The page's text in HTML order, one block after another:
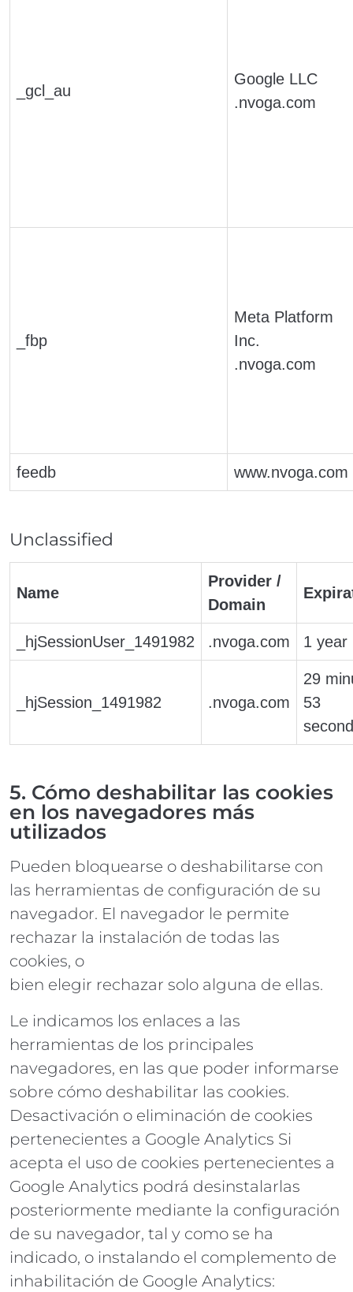
_gcl_au
Google LLC
.nvoga.com
_fbp
Meta Platform
Inc.
.nvoga.com
feedb www.nvoga.com
Unclassified
Name
Provider /
Domain
_hjSessionUser_1491982 .nvoga.com 1 year
_hjSession_1491982 .nvoga.com
29
53
5. Cómo deshabilitar las cookies
en los navegadores más
utilizados
Pueden bloquearse o deshabilitarse con
las herramientas de configuración de su
navegador. El navegador le permite
rechazar la instalación de todas las
cookies, o
bien elegir rechazar solo alguna de ellas.
Le indicamos los enlaces a las
herramientas de los principales
navegadores, en las que poder informarse
sobre cómo deshabilitar las cookies.
Desactivación o eliminación de cookies
pertenecientes a Google Analytics Si
acepta el uso de cookies pertenecientes a
Google Analytics podrá desinstalarlas
posteriormente mediante la configuración
de su navegador, tal y como se ha
indicado, o instalando el complemento de
inhabilitación de Google Analytics: